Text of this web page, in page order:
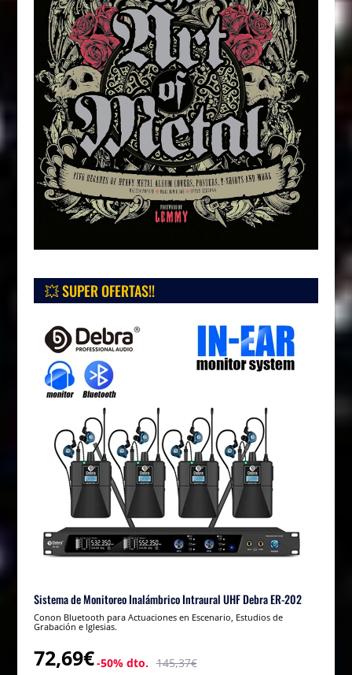
💥 SUPER OFERTAS!!
Sistema de Monitoreo Inalámbrico Intraural UHF Debra ER-202
Conon Bluetooth para Actuaciones en Escenario, Estudios de
Grabación e Iglesias.
72,69€-50% dto. 145,37€